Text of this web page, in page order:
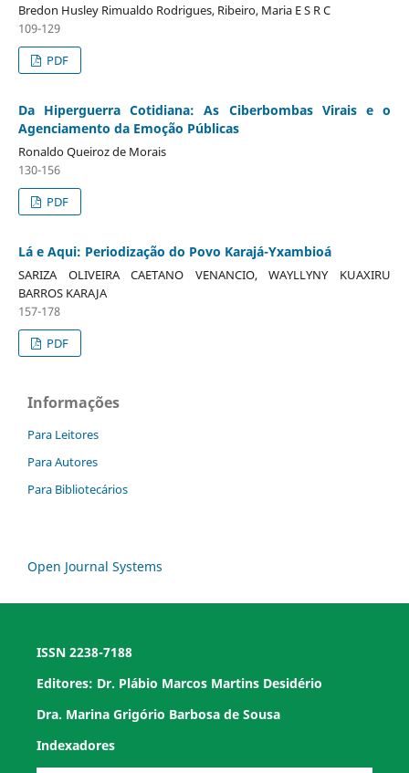
Bredon Husley Rimualdo Rodrigues, Ribeiro, Maria E S R C
109-129
PDF
Da Hiperguerra Cotidiana: As Ciberbombas Virais e o
Agenciamento da Emoção Públicas
Ronaldo Queiroz de Morais
130-156
PDF
Lá e Aqui: Periodização do Povo Karajá-Yxambioá
SARIZA OLIVEIRA CAETANO VENANCIO, WAYLLYNY KUAXIRU
BARROS KARAJA
157-178
PDF
Informações
Para Leitores
Para Autores
Para Bibliotecários
Open Journal Systems
ISSN 2238-7188
Editores: Dr. Plábio Marcos Martins Desidério
Dra. Marina Grigório Barbosa de Sousa
Indexadores